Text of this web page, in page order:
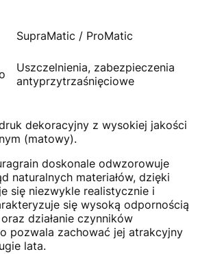
SupraMatic / ProMatic
Uszczelnienia, zabezpieczenia
antyprzytrzaśnięciowe
dekoracyjny z wysokiej jakości
(matowy).
doskonale odwzorowuje
naturalnych materiałów, dzięki
się niezwykle realistycznie i
się wysoką odpornością
działanie czynników
pozwala zachować jej atrakcyjny
lata.